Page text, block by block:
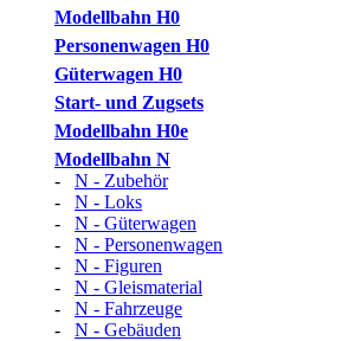
Modellbahn H0
Personenwagen H0
Güterwagen H0
Start- und Zugsets
Modellbahn H0e
Modellbahn N
- N - Zubehör
- N - Loks
- N - Güterwagen
- N - Personenwagen
- N - Figuren
- N - Gleismaterial
- N - Fahrzeuge
- N - Gebäuden